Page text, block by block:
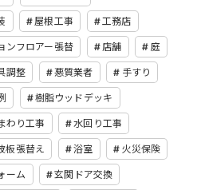
屋根工事 工務店
ンフロアー張替 店舗 庭
調整 悪質業者 手すり
樹脂ウッドデッキ
わり工事 水回り工事
板張替え 浴室 火災保険
ーム 玄関ドア交換